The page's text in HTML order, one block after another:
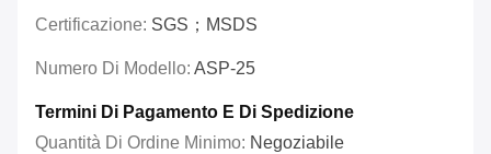
Certificazione: SGS；MSDS
Numero Di Modello: ASP-25
Termini Di Pagamento E Di Spedizione
Quantità Di Ordine Minimo: Negoziabile